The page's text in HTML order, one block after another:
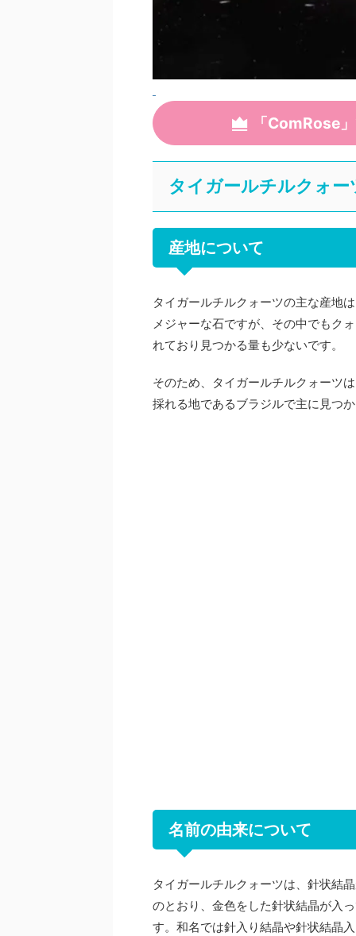
「ComRose
タイガールチルクォ
産地について
タイガールチルクォーツの主な産地
メジャーな石ですが、その中でもク
れており見つかる量も少ないです。
そのため、タイガールチルクォーツ
採れる地であるブラジルで主に見つ
名前の由来について
タイガールチルクォーツは、針状結
のとおり、金色をした針状結晶が入
す。和名では針入り結晶や針状結晶